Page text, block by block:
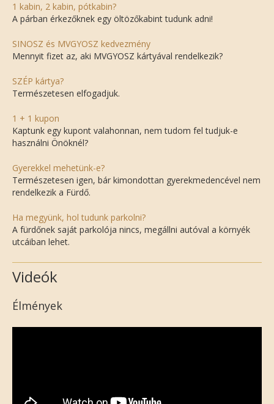
1 kabin, 2 kabin, pótkabin?
A párban érkezőknek egy öltözőkabint tudunk adni!
SINOSZ és MVGYOSZ kedvezmény
Mennyit fizet az, aki MVGYOSZ kártyával rendelkezik?
SZÉP kártya?
Természetesen elfogadjuk.
1 + 1 kupon
Kaptunk egy kupont valahonnan, nem tudom fel tudjuk-e
használni Önöknél?
Gyerekkel mehetünk-e?
Természetesen igen, bár kimondottan gyerekmedencével nem
rendelkezik a Fürdő.
Ha megyünk, hol tudunk parkolni?
A fürdőnek saját parkolója nincs, megállni autóval a környék
utcáiban lehet.
Videók
Élmények